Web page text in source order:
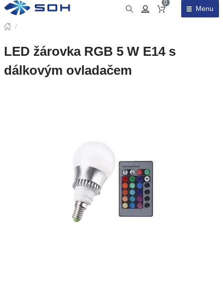
Obsah košíku
0
Menu
/
LED žárovka RGB 5 W E14 s
dálkovým ovladačem